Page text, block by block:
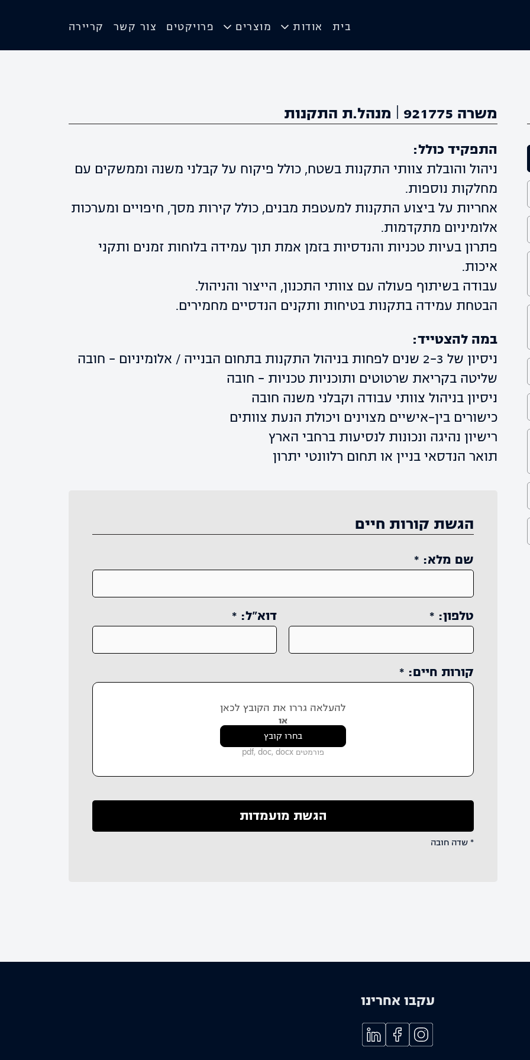
בית אודות מוצרים פרויקטים צור קשר קריירה
משרה 921775 | מנהל.ת התקנות
התפקיד כולל:
ניהול והובלת צוותי התקנות בשטח, כולל פיקוח על קבלני משנה וממשקים עם
מחלקות נוספות.
אחריות על ביצוע התקנות למעטפת מבנים, כולל קירות מסך, חיפויים ומערכות
אלומיניום מתקדמות.
פתרון בעיות טכניות והנדסיות בזמן אמת תוך עמידה בלוחות זמנים ותקני
איכות.
עבודה בשיתוף פעולה עם צוותי התכנון, הייצור והניהול.
הבטחת עמידה בתקנות בטיחות ותקנים הנדסיים מחמירים.
במה להצטייד:
ניסיון של 2-3 שנים לפחות בניהול התקנות בתחום הבנייה / אלומיניום – חובה
שליטה בקריאת שרטוטים ותוכניות טכניות – חובה
ניסיון בניהול צוותי עבודה וקבלני משנה חובה
כישורים בין-אישיים מצוינים ויכולת הנעת צוותים
רישיון נהיגה ונכונות לנסיעות ברחבי הארץ
תואר הנדסאי בניין או תחום רלוונטי יתרון
הגשת קורות חיים
שם מלא: *
טלפון: * דוא״ל: *
קורות חיים: *
להעלאה גררו את הקובץ לכאן
או
בחרו קובץ
פורמטים pdf, doc, docx
* שדה חובה
עקבו אחרינו